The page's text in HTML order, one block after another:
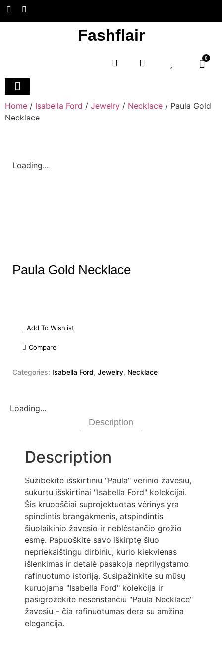
Fashflair
0
Home / Isabella Ford / Jewelry / Necklace / Paula Gold
Necklace
Loading...
Paula Gold Necklace
Add To Wishlist
Compare
Categories: Isabella Ford, Jewelry, Necklace
Loading...
Description
Description
Sužibėkite išskirtiniu "Paula" vėrinio žavesiu,
sukurtu išskirtinai "Isabella Ford" kolekcijai.
Šis kruopščiai suprojektuotas vėrinys yra
spindintis brangakmenis, atspindintis
šiuolaikinio žavesio ir neblėstančio grožio
esmę. Papuoškite savo iškirptę šiuo
nepriekaištingu dirbiniu, kurio kiekvienas
išlenkimas ir detalė pasakoja neprilygstamo
rafinuotumo istoriją. Susipažinkite su mūsų
kuruojama "Isabella Ford" kolekcija ir
pasigrožėkite nesenstančiu "Paula Necklace"
žavesiu – čia rafinuotumas dera su amžina
elegancija.